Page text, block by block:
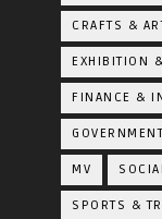
CRAFTS &
EXHIBITION
FINANCE &
MV
SPORTS &